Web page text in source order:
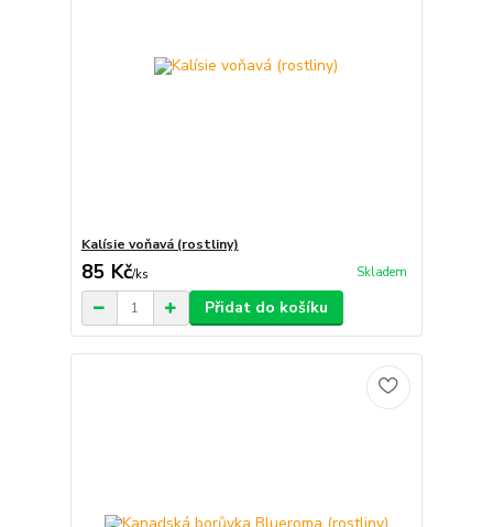
Kalísie voňavá (rostliny)
85 Kč/ks Skladem
Přidat do košíku